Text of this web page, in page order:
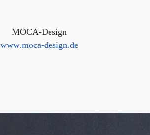
MOCA-Design
www.moca-design.de